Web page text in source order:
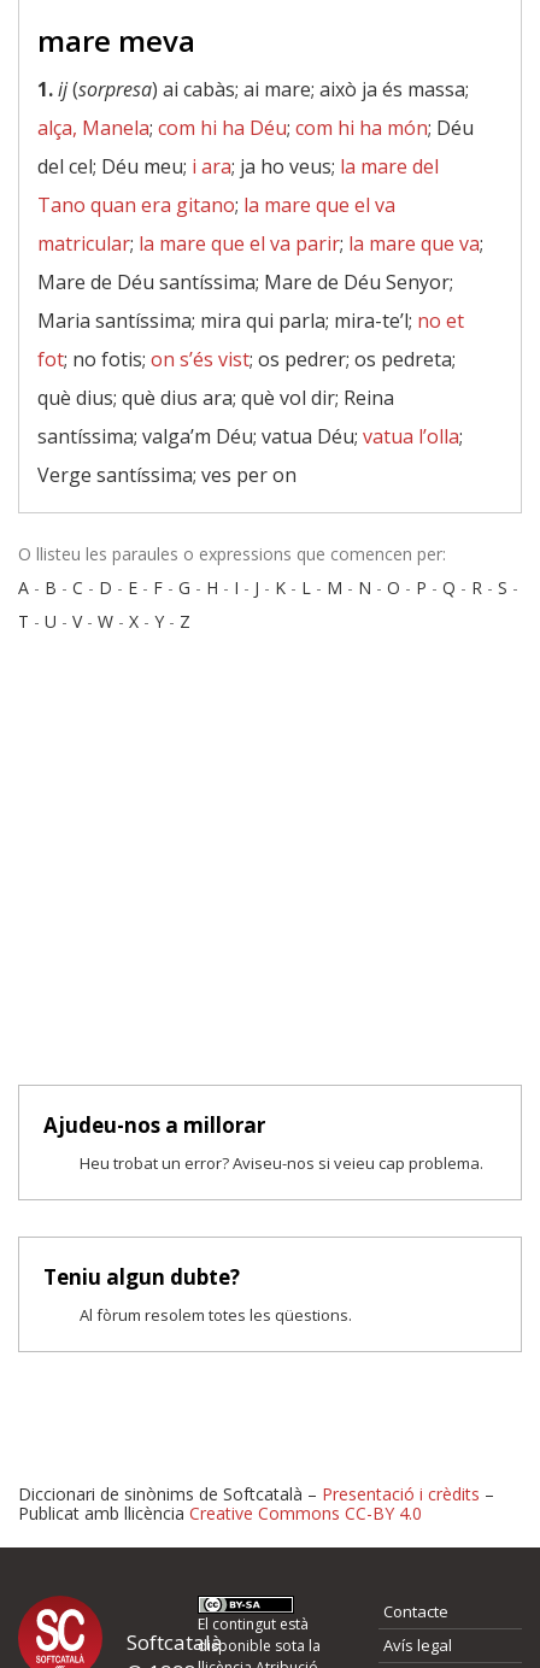
mare meva
1.ij(sorpresa) ai cabàs; ai mare; això ja és massa;
alça, Manela; com hi ha Déu; com hi ha món; Déu
del cel; Déu meu; i ara; ja ho veus; la mare del
Tano quan era gitano; la mare que el va
matricular; la mare que el va parir; la mare que va;
Mare de Déu santíssima; Mare de Déu Senyor;
Maria santíssima; mira qui parla; mira-te’l; no et
fot; no fotis; on s’és vist; os pedrer; os pedreta;
què dius; què dius ara; què vol dir; Reina
santíssima; valga’m Déu; vatua Déu; vatua l’olla;
Verge santíssima; ves per on
O llisteu les paraules o expressions que comencen per:
A - B - C - D - E - F - G - H - I - J - K - L - M - N - O - P - Q - R - S -
T - U - V- W - X - Y - Z
Ajudeu-nos a millorar
Heu trobat un error? Aviseu-nos si veieu cap problema.
Teniu algun dubte?
Al fòrum resolem totes les qüestions.
Proposeu-nos millores o
d'errors
Diccionari de sinònims de Softcatalà – Presentació i crèdits –
Publicat amb llicència Creative Commons CC-BY 4.0
Softcatalà
El contingut està
disponible sota la
Contacte
Avís legal